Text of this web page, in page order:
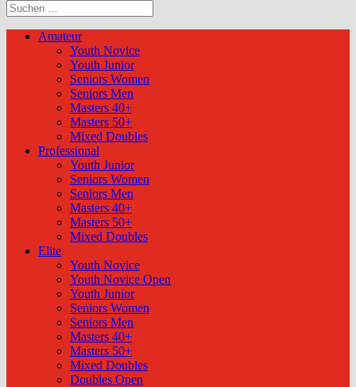
Amateur
Youth Novice
Youth Junior
Seniors Women
Seniors Men
Masters 40+
Masters 50+
Mixed Doubles
Professional
Youth Junior
Seniors Women
Seniors Men
Masters 40+
Masters 50+
Mixed Doubles
Elite
Youth Novice
Youth Novice Open
Youth Junior
Seniors Women
Seniors Men
Masters 40+
Masters 50+
Mixed Doubles
Doubles Open